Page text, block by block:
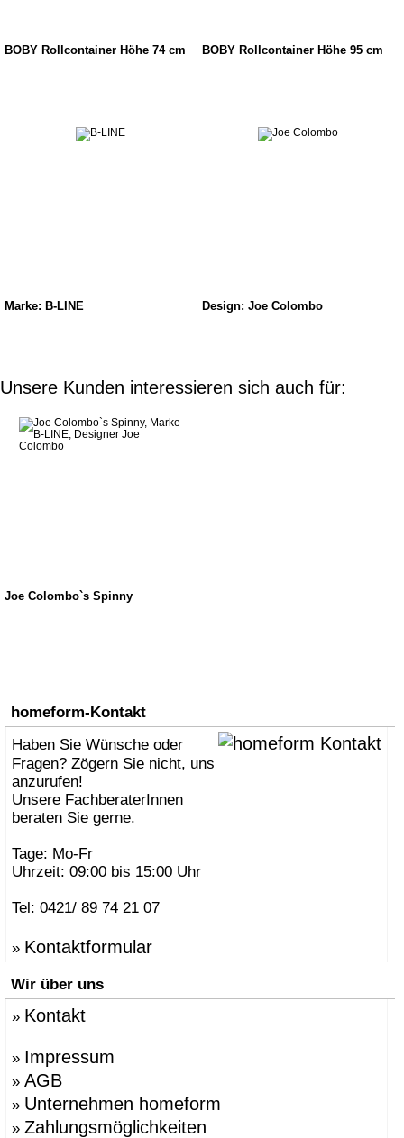
BOBY Rollcontainer Höhe 74 cm BOBY Rollcontainer Höhe 95 cm
Marke: B-LINE Design: Joe Colombo
Unsere Kunden interessieren sich auch für:
Joe Colombo`s Spinny
homeform-Kontakt
Haben Sie Wünsche oder
Fragen? Zögern Sie nicht, uns
anzurufen!
Unsere FachberaterInnen
beraten Sie gerne.
Tage: Mo-Fr
Uhrzeit: 09:00 bis 15:00 Uhr
Tel: 0421/ 89 74 21 07
» Kontaktformular
Wir über uns
» Kontakt
» Impressum
» AGB
» Unternehmen homeform
» Zahlungsmöglichkeiten